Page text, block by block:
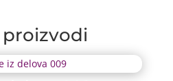
proizvodi